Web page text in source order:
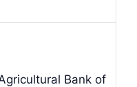
Bank of